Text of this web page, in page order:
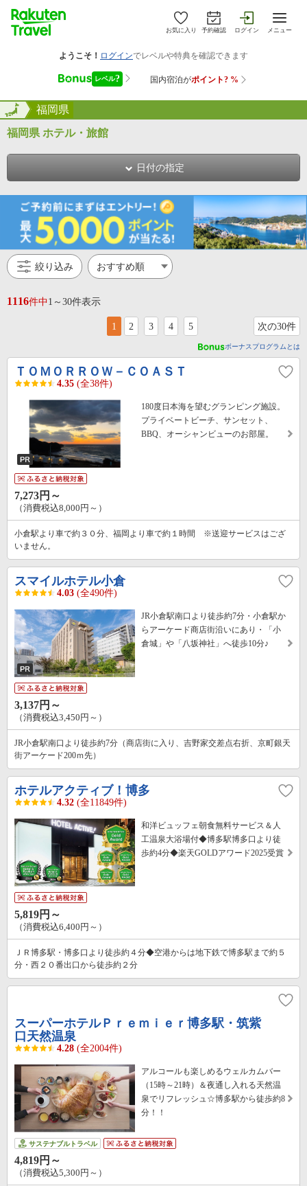
お気に入り 予約確認 ログイン メニュー
全国福岡県
全国
福岡県 ホテル・旅館
日付の指定
絞り込み
1116件中1～30件表示
1 2 3 4 5 次の30件
ボーナスプログラムとは
ＴＯＭＯＲＲＯＷ－ＣＯＡＳＴ
4.35 (全38件)
180度日本海を望むグランピング施設。
プライベートビーチ、サンセット、
BBQ、オーシャンビューのお部屋。
7,273円～
（消費税込8,000円～）
小倉駅より車で約３０分、福岡より車で約１時間 ※送迎サービスはござ
いません。
スマイルホテル小倉
4.03 (全490件)
JR小倉駅南口より徒歩約7分・小倉駅か
らアーケード商店街沿いにあり・「小
倉城」や「八坂神社」へ徒歩10分♪
3,137円～
（消費税込3,450円～）
JR小倉駅南口より徒歩約7分（商店街に入り、吉野家交差点右折、京町銀天
街アーケード200ｍ先）
ホテルアクティブ！博多
4.32 (全11849件)
和洋ビュッフェ朝食無料サービス＆人
工温泉大浴場付◆博多駅博多口より徒
歩約4分◆楽天GOLDアワード2025受賞
5,819円～
（消費税込6,400円～）
ＪＲ博多駅・博多口より徒歩約４分◆空港からは地下鉄で博多駅まで約５
分・西２０番出口から徒歩約２分
スーパーホテルＰｒｅｍｉｅｒ博多駅・筑紫
口天然温泉
4.28 (全2004件)
アルコールも楽しめるウェルカムバー
（15時～21時）＆夜通し入れる天然温
泉でリフレッシュ☆博多駅から徒歩約8
分！！
サステナブルトラベル
4,819円～
（消費税込5,300円～）